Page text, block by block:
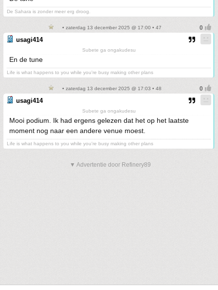
De Sahara is zonder meer erg droog.
• zaterdag 13 december 2025 @ 17:00 • 47
usagi414
Subete ga ongakudesu
En de tune
Life is what happens to you while you're busy making other plans
• zaterdag 13 december 2025 @ 17:03 • 48
usagi414
Subete ga ongakudesu
Mooi podium. Ik had ergens gelezen dat het op het laatste
moment nog naar een andere venue moest.
Life is what happens to you while you're busy making other plans
▼ Advertentie door Refinery89